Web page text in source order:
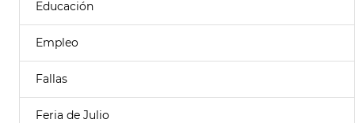
Educación
Empleo
Fallas
Feria de Julio